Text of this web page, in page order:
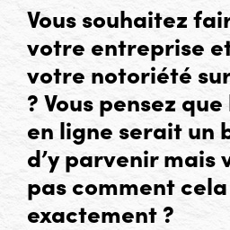
Vous souhaitez
votre entreprise
votre notoriété
? Vous pensez
en ligne serait un
d’y parvenir mais
pas comment
exactement ?